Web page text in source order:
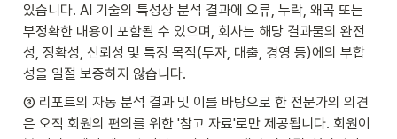
있습니다. AI 기술의 특성상 분석 결과에 오류, 누락, 왜곡 또는
부정확한 내용이 포함될 수 있으며, 회사는 해당 결과물의 완전
성, 정확성, 신뢰성 및 특정 목적(투자, 대출, 경영 등)에의 부합
성을 일절 보증하지 않습니다.
③ 리포트의 자동 분석 결과 및 이를 바탕으로 한 전문가의 의견
은 오직 회원의 편의를 위한 '참고 자료'로만 제공됩니다. 회원이